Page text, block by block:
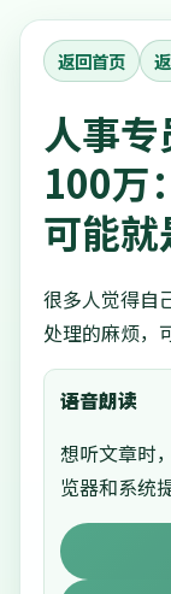
返回首页
人事
100万
可能
很多人觉得自
处理的麻烦，
语音朗读
想听文章时
览器和系统